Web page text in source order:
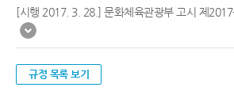
[시행 2017. 3. 28.] 문화체육관광부 고시 제
규정 목록 보기